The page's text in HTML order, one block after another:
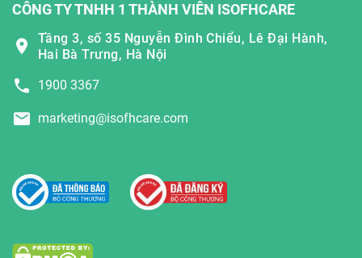
CÔNG TY TNHH 1 THÀNH VIÊN ISOFHCARE
Tầng 3, số 35 Nguyễn Đình Chiểu, Lê Đại Hành,
Hai Bà Trưng, Hà Nội
1900 3367
marketing@isofhcare.com